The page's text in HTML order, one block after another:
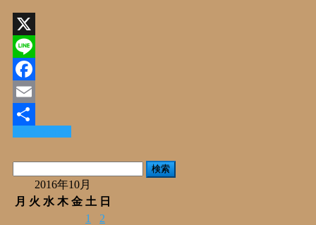
X
Line
Facebook
Email
共
有
2016年10月
月 火 水 木 金 土 日
1
2